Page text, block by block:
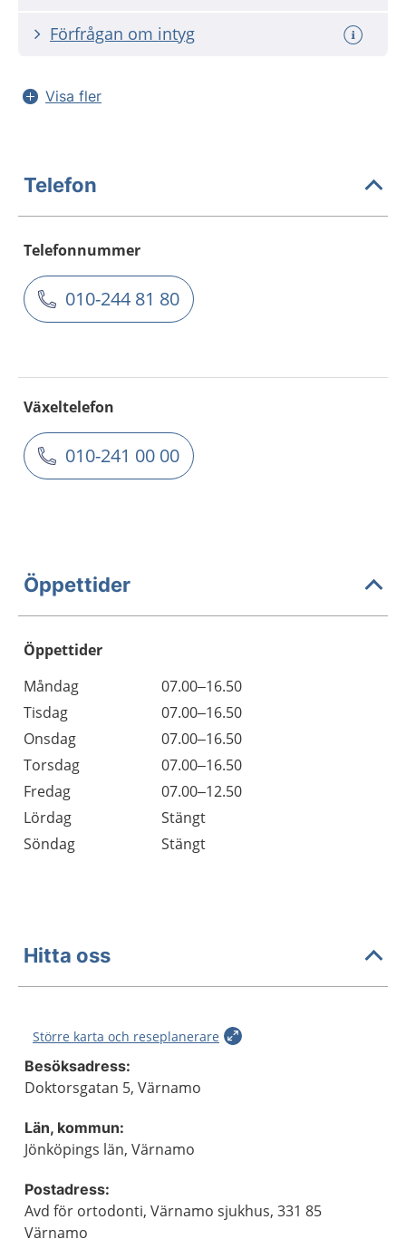
Förfrågan om intyg
Visa fler
Telefon
Telefonnummer
010-244 81 80
Växeltelefon
010-241 00 00
Öppettider
Öppettider
Dag
Öppettider
Kommentarer
Måndag
07.00–16.50
Tisdag
07.00–16.50
Onsdag
07.00–16.50
Torsdag
07.00–16.50
Fredag
07.00–12.50
Lördag
Stängt
Söndag
Stängt
Hitta oss
Större karta och reseplanerare
Besöksadress:
Doktorsgatan 5, Värnamo
Län, kommun:
Jönköpings län, Värnamo
Postadress:
Avd för ortodonti, Värnamo sjukhus, 331 85
Värnamo